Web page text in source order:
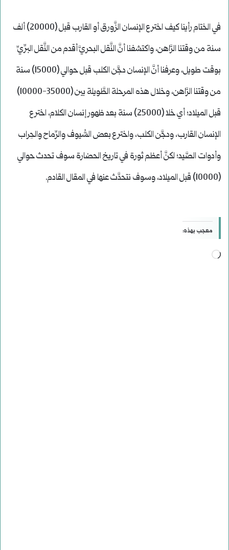
في الختام رأينا كيف اخترع الإنسان الزَّورق أو القارب قبل (20000) ألف
سنة من وقتنا الرَّاهن، واكتشفنا أنَّ النَّقل البحريَّ أقدم من النَّقل البرِّيِّ
بوقت طويل، وعرفنا أنَّ الإنسان دجَّن الكلب قبل حوالي (15000) سنة
من وقتنا الرَّاهن، وخلال هذه المرحلة الطَّويلة بين (35000-10000)
قبل الميلاد؛ أي خلا (25000) سنة بعد ظهور إنسان الكلام، اخترع
الإنسان القارب، ودجَّن الكلب، واخترع بعض السُّيوف والرِّماح والحِراب
وأدوات الصَّيد؛ لكنَّ أعظم ثورة في تاريخ الحضارة سوف تحدث حوالي
(10000) قبل الميلاد، وسوف نتحدَّث عنها في المقال القادم.
معجب بهذه:
جاري